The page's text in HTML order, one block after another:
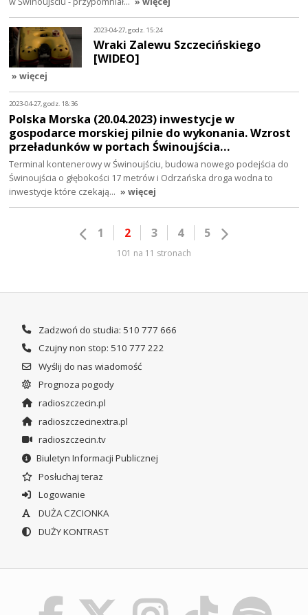
2023-04-27, godz. 15:24
Wraki Zalewu Szczecińskiego
[WIDEO]
» więcej
2023-04-27, godz. 18:36
Polska Morska (20.04.2023) inwestycje w
gospodarce morskiej pilnie do wykonania. Wzrost
przeładunków w portach Świnoujścia…
Terminal kontenerowy w Świnoujściu, budowa nowego podejścia do
Świnoujścia o głębokości 17 metrów i Odrzańska droga wodna to
inwestycje które czekają… » więcej
1 2 3 4 5
101 na 11 stronach
Zadzwoń do studia: 510 777 666
Czujny non stop: 510 777 222
Wyślij do nas wiadomość
Prognoza pogody
radioszczecin.pl
radioszczecinextra.pl
radioszczecin.tv
Biuletyn Informacji Publicznej
Posłuchaj teraz
Logowanie
DUŻA CZCIONKA
DUŻY KONTRAST